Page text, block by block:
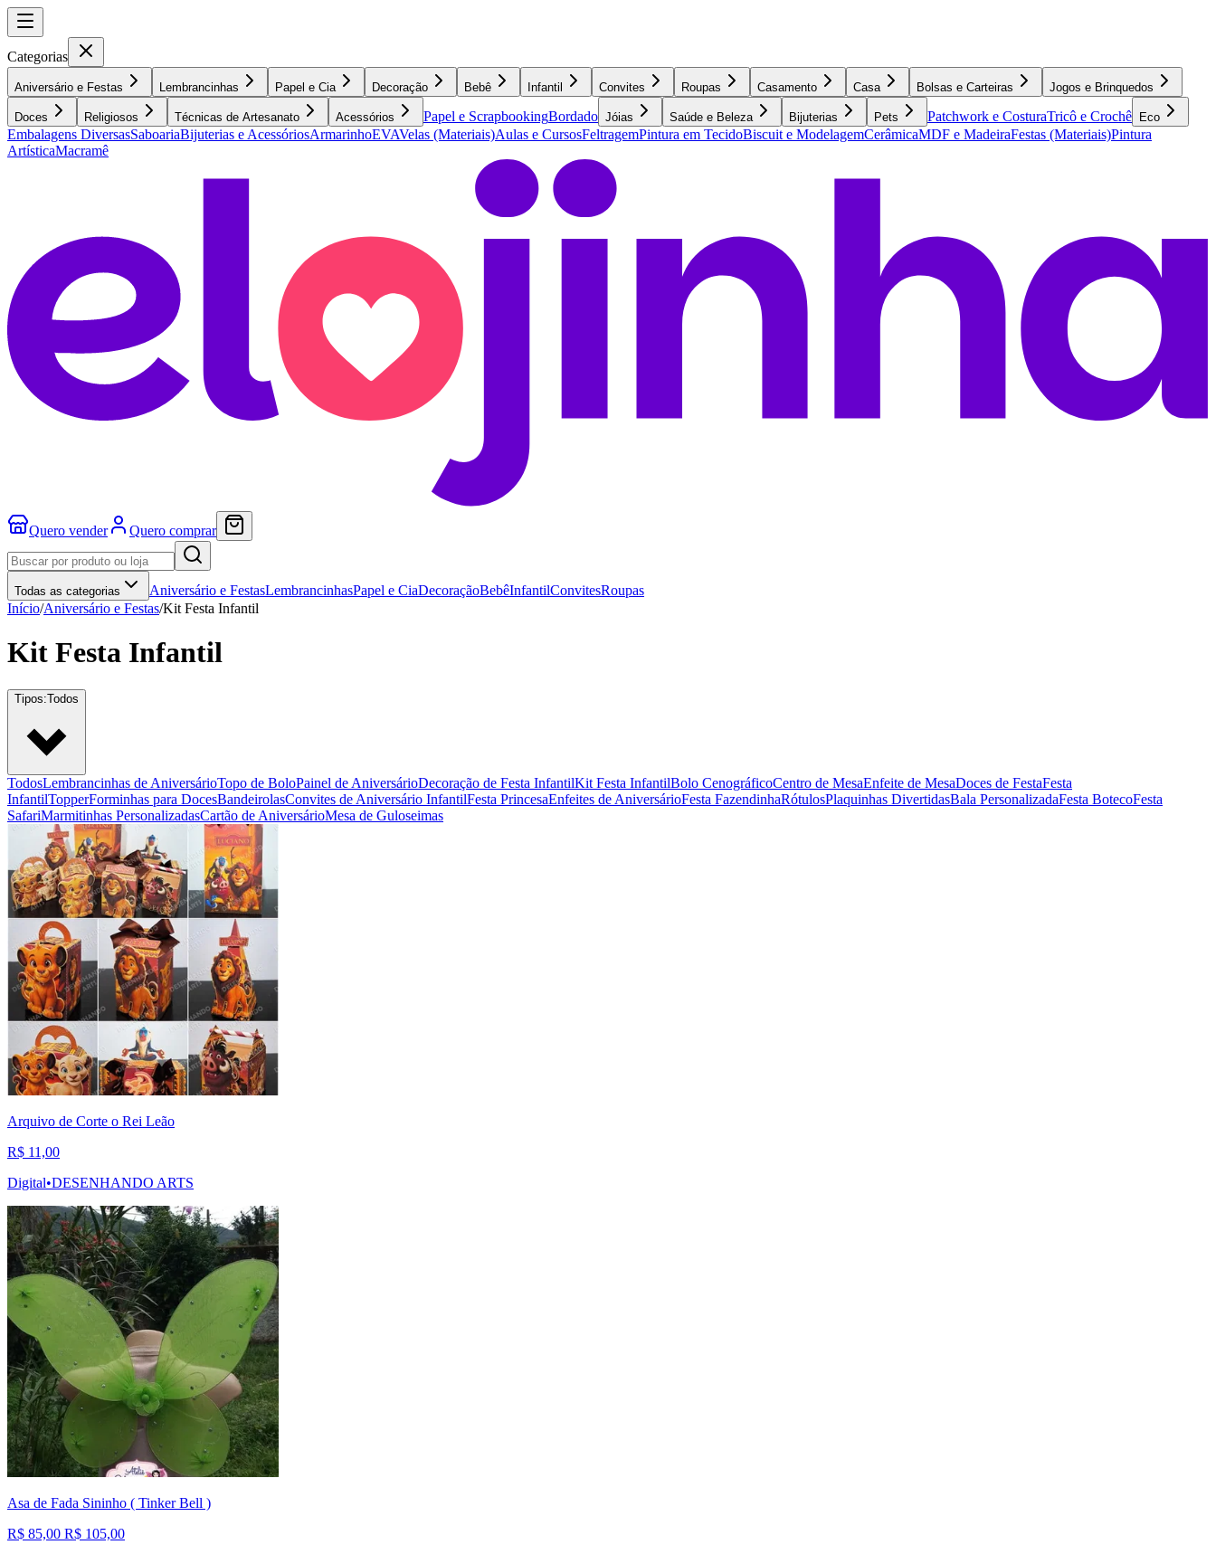
Categorias
Aniversário e Festas Lembrancinhas Papel e Cia Decoração Bebê Infantil Convites Roupas Casamento Casa Bolsas e Carteiras Jogos e Brinquedos
Doces Religiosos Técnicas de Artesanato Acessórios Papel e ScrapbookingBordado Jóias Saúde e Beleza Bijuterias Pets Patchwork e CosturaTricô e Crochê Eco
Embalagens DiversasSaboariaBijuterias e AcessóriosArmarinhoEVAVelas (Materiais)Aulas e CursosFeltragemPintura em TecidoBiscuit e ModelagemCerâmicaMDF e MadeiraFestas (Materiais)Pintura
ArtísticaMacramê
Quero vender Quero comprar
Todas as categorias Aniversário e FestasLembrancinhasPapel e CiaDecoraçãoBebêInfantilConvitesRoupas
Início/Aniversário e Festas/Kit Festa Infantil
Kit Festa Infantil
Tipos:Todos
TodosLembrancinhas de AniversárioTopo de BoloPainel de AniversárioDecoração de Festa InfantilKit Festa InfantilBolo CenográficoCentro de MesaEnfeite de MesaDoces de FestaFesta
InfantilTopperForminhas para DocesBandeirolasConvites de Aniversário InfantilFesta PrincesaEnfeites de AniversárioFesta FazendinhaRótulosPlaquinhas DivertidasBala PersonalizadaFesta BotecoFesta
SafariMarmitinhas PersonalizadasCartão de AniversárioMesa de Guloseimas
Arquivo de Corte o Rei Leão
R$ 11,00
Digital•DESENHANDO ARTS
Asa de Fada Sininho ( Tinker Bell )
R$ 85,00 R$ 105,00